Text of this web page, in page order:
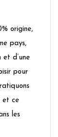
origine,
pays,
et d’une
pour
et ce
les